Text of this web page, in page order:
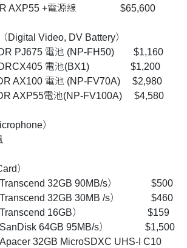
AXP55 +電源線 $65,600
Digital Video, DV Battery）
PJ675 電池 (NP-FH50) $1,160
電池(BX1) $1,200
AX100 電池 (NP-FV70A) $2,980
AXP55電池(NP-FV100A) $4,580
）
）
Transcend 32GB 90MB/s） $500
Transcend 32GB 30MB /s） $460
（Transcend 16GB） $159
SanDisk 64GB 95MB/s） $1,500
32GB MicroSDXC UHS-I C10